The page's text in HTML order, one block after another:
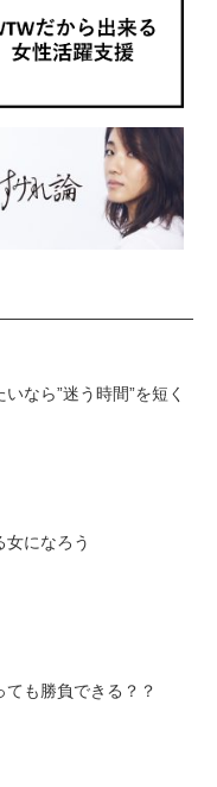
なら”迷う時間”を短く
女になろう
も勝負できる？？